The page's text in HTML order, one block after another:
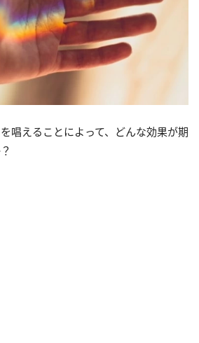
唱えることによって、どんな効果が期